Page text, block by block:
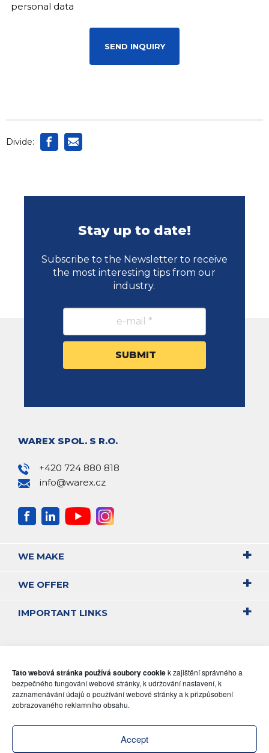
Tato webová stránka používá soubory cookiek zajištění správného a
bezpečného fungování webové stránky, k udržování nastavení, k
zaznamenávání údajů o používání webové stránky a k přizpůsobení
zobrazovaného reklamního obsahu.
Accept
box
*
personal data
Divide:
Stay up to date!
Subscribe to the Newsletter to receive
the most interesting tips from our
industry.
WAREX SPOL. S R.O.
+420 724 880 818
info@warex.cz
WE MAKE
WE OFFER
IMPORTANT LINKS